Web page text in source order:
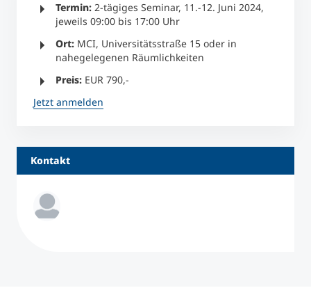
Termin: 2-tägiges Seminar, 11.-12. Juni 2024,
jeweils 09:00 bis 17:00 Uhr
Ort: MCI, Universitätsstraße 15 oder in
nahegelegenen Räumlichkeiten
Preis: EUR 790,-
Jetzt anmelden
Kontakt